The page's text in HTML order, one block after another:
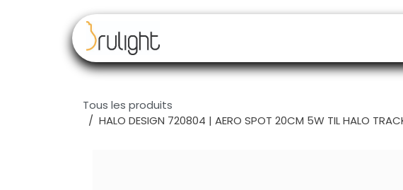
Tous les produits
HALO DESIGN 720804 | AERO SPOT 20CM 5W TIL HALO